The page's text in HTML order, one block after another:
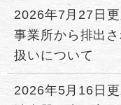
2026年7月27日
事業所から排出
扱いについて
2026年5月16日